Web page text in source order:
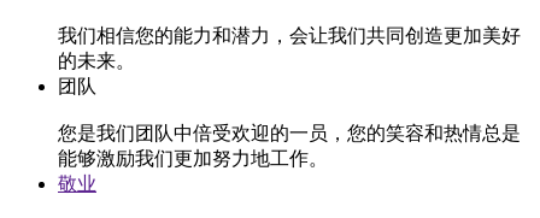
我们相信您的能力和潜力，会让我们共同创造更加美好
的未来。
团队
您是我们团队中倍受欢迎的一员，您的笑容和热情总是
能够激励我们更加努力地工作。
敬业